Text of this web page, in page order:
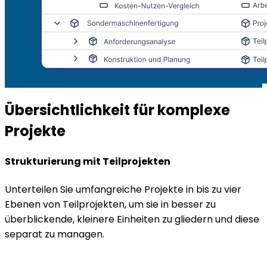
Übersichtlichkeit für komplexe
Projekte
Strukturierung mit Teilprojekten
Unterteilen Sie umfangreiche Projekte in bis zu vier
Ebenen von Teilprojekten, um sie in besser zu
überblickende, kleinere Einheiten zu gliedern und diese
separat zu managen.